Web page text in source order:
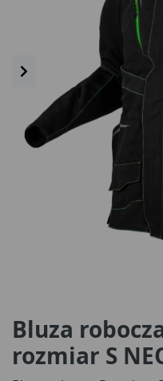
Bluza
rozmiar S